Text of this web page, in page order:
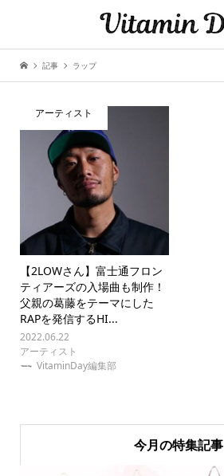
記事 ラップ
アーティスト
【2LOWさん】富士通フロン
ティアーズの入場曲も制作！
父親の葛藤をテーマにした
RAPを発信するHI...
2022.06.22
アーティスト
VitaminDay編集部
今月の特集記事